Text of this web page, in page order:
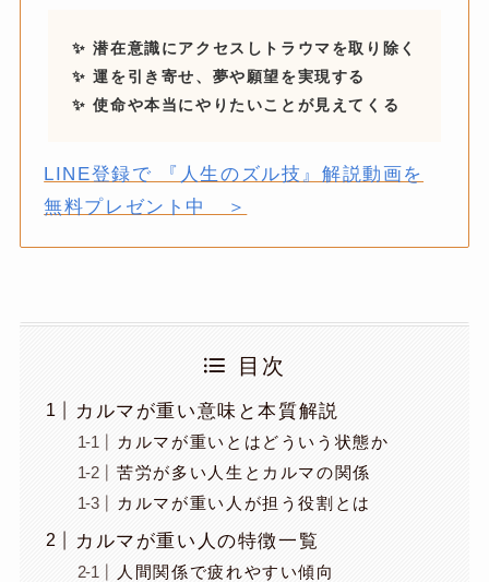
✨ 潜在意識にアクセスしトラウマを取り除く
✨ 運を引き寄せ、夢や願望を実現する
✨ 使命や本当にやりたいことが見えてくる
LINE登録で 『人生のズル技』解説動画を
無料プレゼント中 ＞
目次
カルマが重い意味と本質解説
カルマが重いとはどういう状態か
苦労が多い人生とカルマの関係
カルマが重い人が担う役割とは
カルマが重い人の特徴一覧
人間関係で疲れやすい傾向